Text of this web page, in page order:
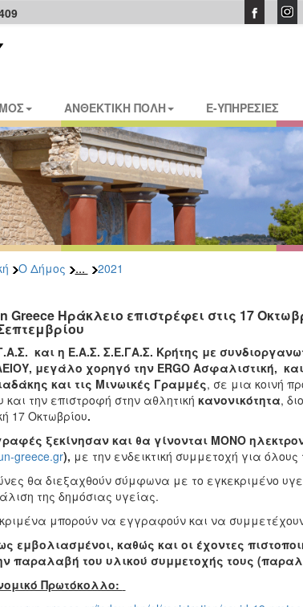
ΑΝΘΕΚΤΙΚΗ ΠΟΛΗ E-ΥΠΗΡΕΣΙΕΣ
Ο Δήμος ... 2021
Greece Ηράκλειο επιστρέφει στις 17
και η Ε.Α.Σ. Σ.Ε.ΓΑ.Σ. Κρήτης με
μεγάλο χορηγό τηνERGO Ασφαλιστική,
και τις Μινωικές Γραμμές, σε μια κοινή
και την επιστροφή στην αθλητική κανονικότητα,
17 Οκτωβρίου.
ξεκίνησαν και θα γίνονται ΜΟΝΟ
greece.gr), με την ενδεικτική συμμετοχή για
θα διεξαχθούν σύμφωνα με το εγκεκριμένο
της δημόσιας υγείας.
μπορούν να εγγραφούν και να
εμβολιασμένοι, καθώς και οι έχοντες
παραλαβή του υλικού συμμετοχής τους
Πρωτόκολλο: